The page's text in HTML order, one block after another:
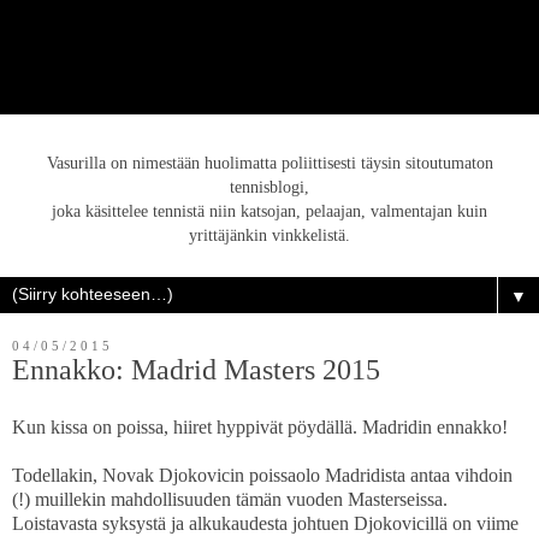
Vasurilla on nimestään huolimatta poliittisesti täysin sitoutumaton
tennisblogi,
joka käsittelee tennistä niin katsojan, pelaajan, valmentajan kuin
yrittäjänkin vinkkelistä.
▼
04/05/2015
Ennakko: Madrid Masters 2015
Kun kissa on poissa, hiiret hyppivät pöydällä. Madridin ennakko!
Todellakin, Novak Djokovicin poissaolo Madridista antaa vihdoin
(!) muillekin mahdollisuuden tämän vuoden Masterseissa.
Loistavasta syksystä ja alkukaudesta johtuen Djokovicillä on viime